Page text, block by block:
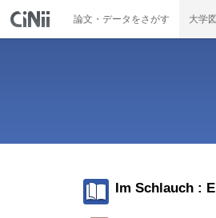
論文・データをさがす 大学
Im Schlauch :